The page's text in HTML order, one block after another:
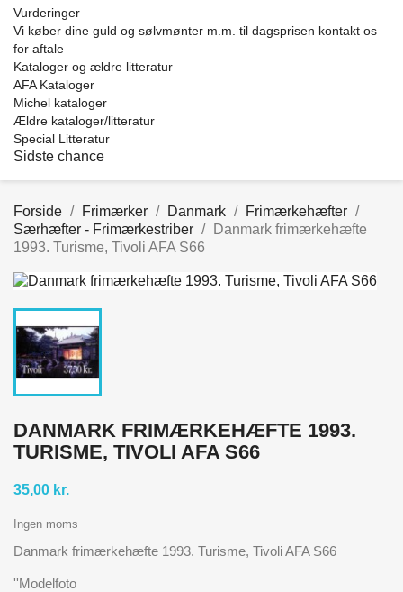
Vurderinger
Vi køber dine guld og sølvmønter m.m. til dagsprisen kontakt os
for aftale
Kataloger og ældre litteratur
AFA Kataloger
Michel kataloger
Ældre kataloger/litteratur
Special Litteratur
Sidste chance
Forside Frimærker Danmark
Frimærkehæfter
Særhæfter - Frimærkestriber
Danmark frimærkehæfte
1993. Turisme, Tivoli AFA S66
DANMARK FRIMÆRKEHÆFTE 1993.
TURISME, TIVOLI AFA S66
35,00 kr.
Ingen moms
Danmark frimærkehæfte 1993. Turisme, Tivoli AFA S66
''Modelfoto